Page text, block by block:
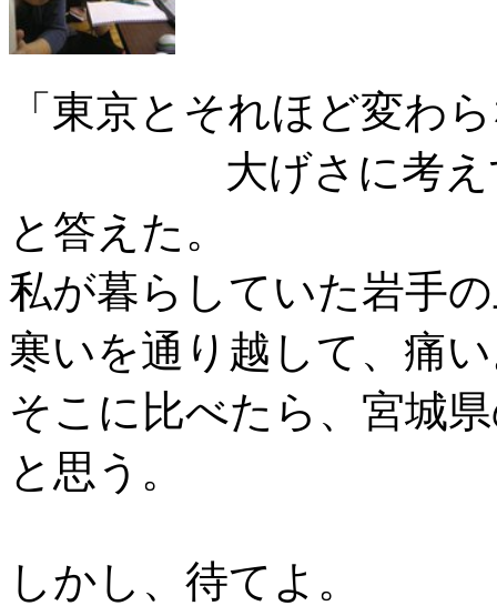
「東京とそれほど変わ
大げさに考えす
と答えた。
私が暮らしていた岩手
寒いを通り越して、痛
そこに比べたら、宮城
と思う。
しかし、待てよ。